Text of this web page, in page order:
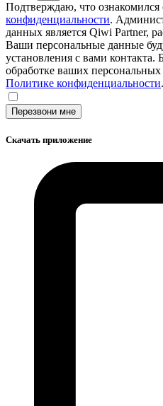
Подтверждаю, что ознакомился
конфиденциальности.
данных является Qiwi Partner,
Ваши персональные данные
установления с вами
обработке ваших
Политике конфиденциальности.
Перезвони мне
Скачать приложение